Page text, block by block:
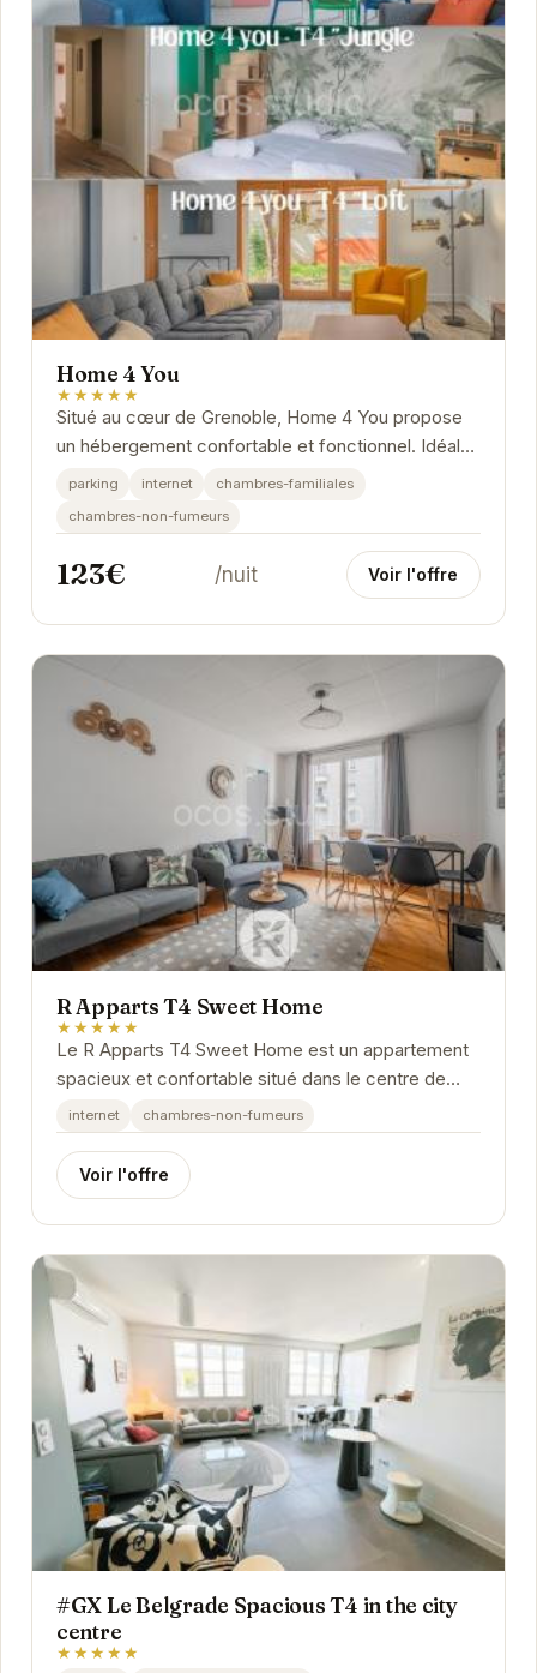
Home 4 You
★★★★★
Situé au cœur de Grenoble, Home 4 You propose
un hébergement confortable et fonctionnel. Idéal
pour les voyageurs d'affaires et les touristes,...
parking internet
chambres-familiales
chambres-non-fumeurs
123€ /nuit Voir l'offre
R Apparts T4 Sweet Home
★★★★★
Le R Apparts T4 Sweet Home est un appartement
spacieux et confortable situé dans le centre de
Grenoble. Il est idéal pour les familles ou les...
internet chambres-non-fumeurs
Voir l'offre
#GX Le Belgrade Spacious T4 in the city
centre
★★★★★